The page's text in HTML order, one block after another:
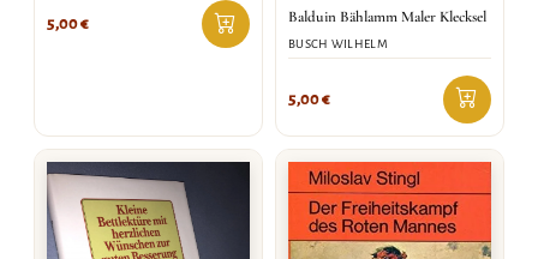
5,00€ Balduin Bählamm Maler Klecksel
BUSCH WILHELM
5,00€